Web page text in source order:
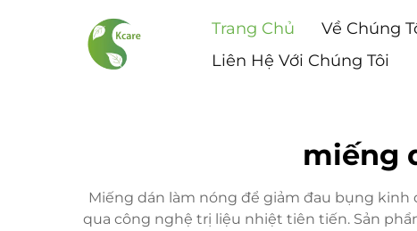
Trang Chủ Về Chúng
Liên Hệ Với Chúng Tôi
miếng
Miếng dán làm nóng để giảm đau bụng
qua công nghệ trị liệu nhiệt tiên tiến. Sản